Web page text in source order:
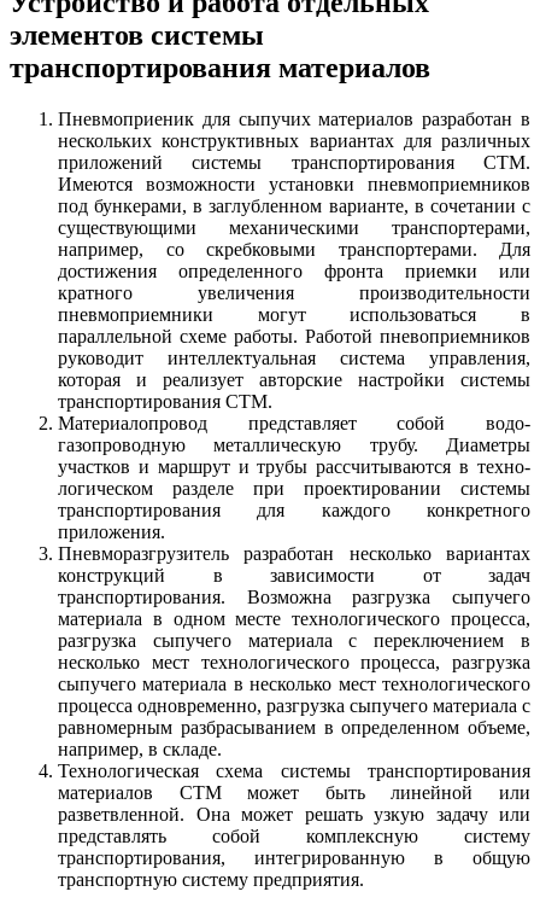
элементов системы
транспортирования материалов
Пневмоприеник для сыпучих материалов разработан в
нескольких конструктивных вариантах для различных
приложений системы транспортирования СТМ.
Имеются возможности установки пневмоприемников
под бункерами, в заглубленном варианте, в сочетании с
существующими механическими транспортерами,
например, со скребковыми транспортерами. Для
достижения определенного фронта приемки или
кратного увеличения производительности
пневмоприемники могут использоваться в
параллельной схеме работы. Работой пневоприемников
руководит интеллектуальная система управления,
которая и реализует авторские настройки системы
транспортирования СТМ.
Материалопровод представляет собой водо-
газопроводную металлическую трубу. Диаметры
участков и маршрут и трубы рассчитываются в техно-
логическом разделе при проектировании системы
транспортирования для каждого конкретного
приложения.
Пневморазгрузитель разработан несколько вариантах
конструкций в зависимости от задач
транспортирования. Возможна разгрузка сыпучего
материала в одном месте технологического процесса,
разгрузка сыпучего материала с переключением в
несколько мест технологического процесса, разгрузка
сыпучего материала в несколько мест технологического
процесса одновременно, разгрузка сыпучего материала с
равномерным разбрасыванием в определенном объеме,
например, в складе.
Технологическая схема системы транспортирования
материалов СТМ может быть линейной или
разветвленной. Она может решать узкую задачу или
представлять собой комплексную систему
транспортирования, интегрированную в общую
транспортную систему предприятия.